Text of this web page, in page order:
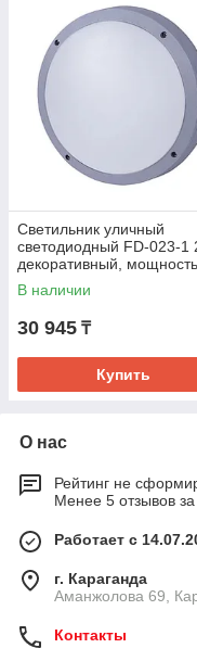
Светильник уличный
светодиодный FD-023-1
декоративный,
20Вт, 220В, IP65,
В наличии
30 945 ₸
Купить
О нас
Рейтинг не
Менее 5 отзывов
Работает с
г. Караганда
Аманжолова 69,
Контакты